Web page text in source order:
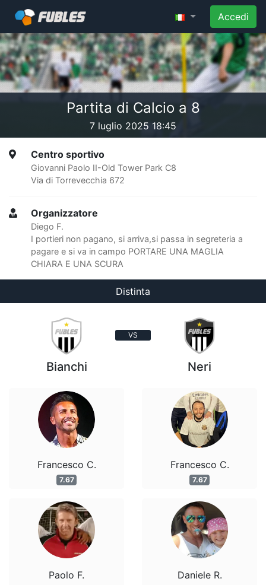
Accedi
Partita di Calcio a 8
7 luglio 2025 18:45
Centro sportivo
Giovanni Paolo II-Old Tower Park C8
Via di Torrevecchia 672
Organizzatore
Diego F.
I portieri non pagano, si arriva,si passa in segreteria a
pagare e si va in campo PORTARE UNA MAGLIA
CHIARA E UNA SCURA
Distinta
VS
Bianchi
Francesco C.
7.67
Paolo F.
Neri
Francesco C.
7.67
Daniele R.